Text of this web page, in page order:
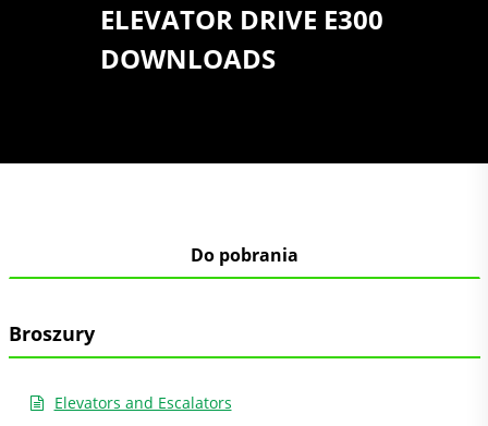
ELEVATOR DRIVE E300
DOWNLOADS
Do pobrania
Broszury
Elevators and Escalators